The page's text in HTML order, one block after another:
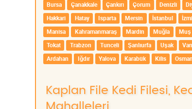
Bursa
Çanakkale Çankırı Çorum Denizli
Hakkari
Hatay Isparta Mersin İstanbul
Manisa
Kahramanmaraş Mardin Muğla Muş
Tokat
Trabzon Tunceli Şanlıurfa Uşak Van
Ardahan
Iğdır Yalova Karabük Kilis
Kaplan File Kedi Filesi,